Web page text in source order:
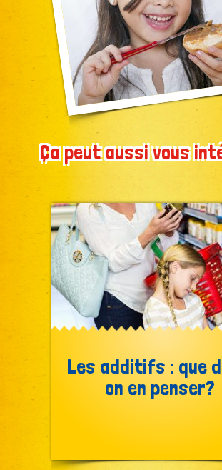
Ça peut aussi vous
Les additifs : que
on en penser?